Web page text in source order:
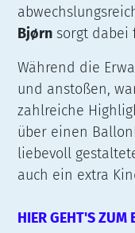
Bjørn sorgt dabei
Während die
und anstoßen,
zahlreiche
über einen
liebevoll
auch ein extra
HIER GEHT'S ZUM